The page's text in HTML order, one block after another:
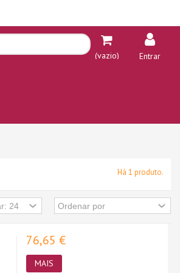
(vazio) Entrar
Há 1 produto.
76,65 €
MAIS